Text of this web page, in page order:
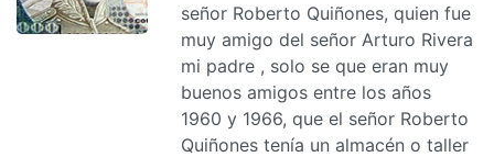
señor Roberto Quiñones, quien fue
muy amigo del señor Arturo Rivera
mi padre , solo se que eran muy
buenos amigos entre los años
1960 y 1966, que el señor Roberto
Quiñones tenía un almacén o taller